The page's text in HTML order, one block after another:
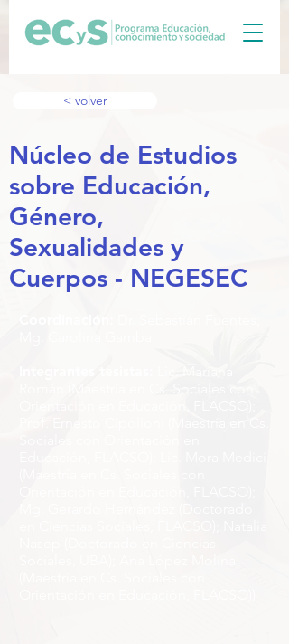
< volver
Núcleo de Estudios
sobre Educación,
Género,
Sexualidades y
Cuerpos - NEGESEC